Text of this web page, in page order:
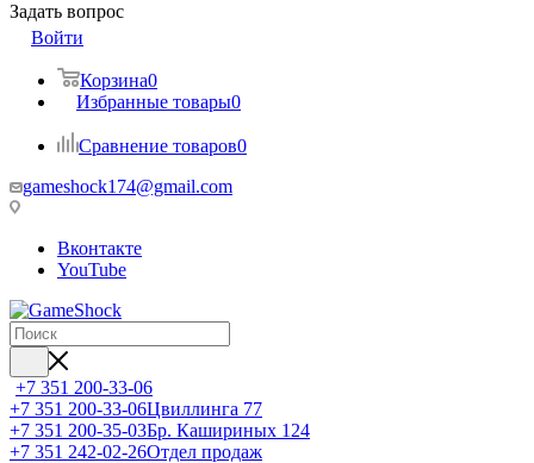
Задать вопрос
Войти
Корзина0
Избранные товары0
Сравнение товаров0
gameshock174@gmail.com
Вконтакте
YouTube
+7 351 200-33-06
+7 351 200-33-06Цвиллинга 77
+7 351 200-35-03Бр. Кашириных 124
+7 351 242-02-26Отдел продаж